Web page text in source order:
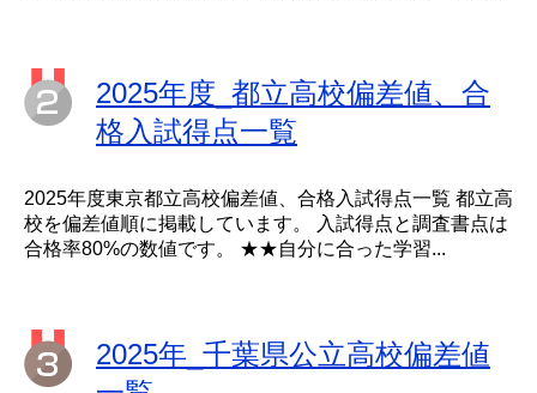
2025年度_都立高校偏差値、合
格入試得点一覧
2025年度東京都立高校偏差値、合格入試得点一覧 都立高
校を偏差値順に掲載しています。 入試得点と調査書点は
合格率80%の数値です。 ★★自分に合った学習...
2025年_千葉県公立高校偏差値